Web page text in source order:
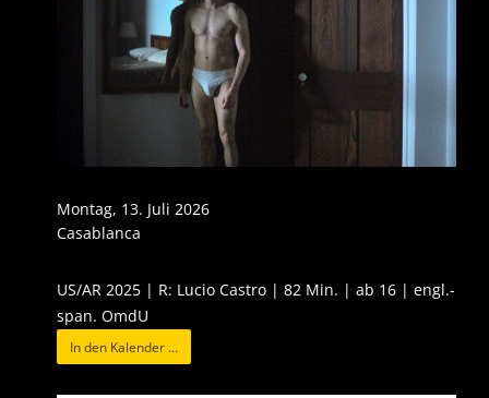
Montag, 13. Juli 2026
Casablanca
US/AR 2025 | R: Lucio Castro | 82 Min. | ab 16 | engl.-
span. OmdU
In den Kalender …